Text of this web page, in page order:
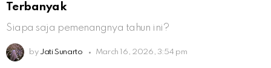
Terbanyak
Siapa saja pemenangnya tahun ini?
by Jati Sunarto March 16, 2026, 3:54 pm